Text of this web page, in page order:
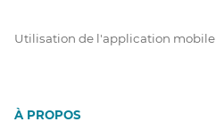
Utilisation de l'application mobile
À PROPOS